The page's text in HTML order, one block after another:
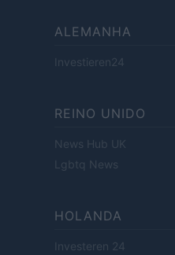
ALEMANHA
Investieren24
REINO UNIDO
News Hub UK
Lgbtq News
HOLANDA
Investeren 24